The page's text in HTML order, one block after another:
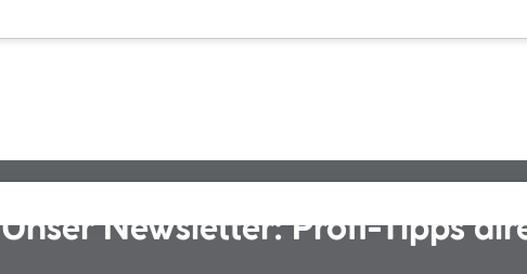
Unser Newsletter: Profi-Tipps